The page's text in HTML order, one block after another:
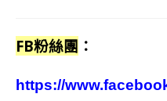
FB粉絲團 ：
https://